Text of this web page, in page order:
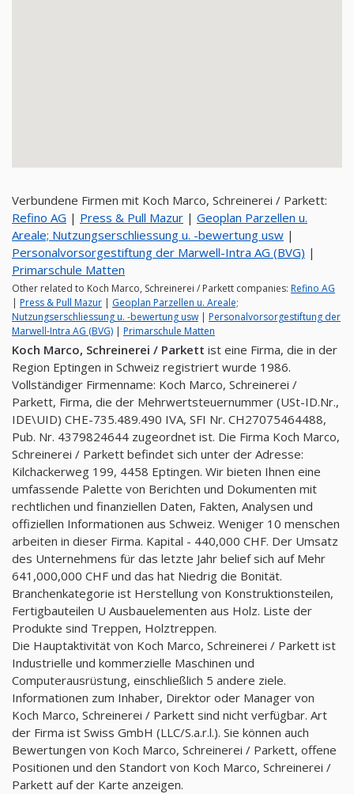
Verbundene Firmen mit Koch Marco, Schreinerei / Parkett:
Refino AG | Press & Pull Mazur | Geoplan Parzellen u.
Areale; Nutzungserschliessung u. -bewertung usw |
Personalvorsorgestiftung der Marwell-Intra AG (BVG) |
Primarschule Matten
Other related to Koch Marco, Schreinerei / Parkett companies: Refino AG
| Press & Pull Mazur | Geoplan Parzellen u. Areale;
Nutzungserschliessung u. -bewertung usw | Personalvorsorgestiftung der
Marwell-Intra AG (BVG) | Primarschule Matten
Koch Marco, Schreinerei / Parkett ist eine Firma, die in der
Region Eptingen in Schweiz registriert wurde 1986.
Vollständiger Firmenname: Koch Marco, Schreinerei /
Parkett, Firma, die der Mehrwertsteuernummer (USt-ID.Nr.,
IDE\UID) CHE-735.489.490 IVA, SFI Nr. CH27075464488,
Pub. Nr. 4379824644 zugeordnet ist. Die Firma Koch Marco,
Schreinerei / Parkett befindet sich unter der Adresse:
Kilchackerweg 199, 4458 Eptingen. Wir bieten Ihnen eine
umfassende Palette von Berichten und Dokumenten mit
rechtlichen und finanziellen Daten, Fakten, Analysen und
offiziellen Informationen aus Schweiz. Weniger 10 menschen
arbeiten in dieser Firma. Kapital - 440,000 CHF. Der Umsatz
des Unternehmens für das letzte Jahr belief sich auf Mehr
641,000,000 CHF und das hat Niedrig die Bonität.
Branchenkategorie ist Herstellung von Konstruktionsteilen,
Fertigbauteilen U Ausbauelementen aus Holz. Liste der
Produkte sind Treppen, Holztreppen.
Die Hauptaktivität von Koch Marco, Schreinerei / Parkett ist
Industrielle und kommerzielle Maschinen und
Computerausrüstung, einschließlich 5 andere ziele.
Informationen zum Inhaber, Direktor oder Manager von
Koch Marco, Schreinerei / Parkett sind nicht verfügbar. Art
der Firma ist Swiss GmbH (LLC/S.a.r.l.). Sie können auch
Bewertungen von Koch Marco, Schreinerei / Parkett, offene
Positionen und den Standort von Koch Marco, Schreinerei /
Parkett auf der Karte anzeigen.